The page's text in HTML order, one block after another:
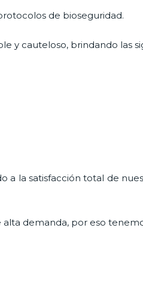
de bioseguridad.
y cauteloso, brindando las
a la satisfacción total de
alta demanda, por eso